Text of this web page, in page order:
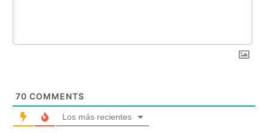
70 COMMENTS
Los más recientes